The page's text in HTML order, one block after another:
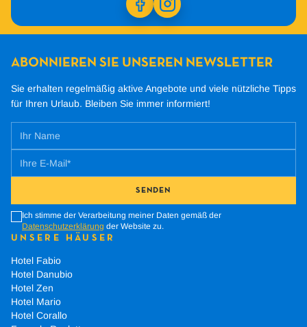
ABONNIEREN SIE UNSEREN NEWSLETTER
Sie erhalten regelmäßig aktive Angebote und viele nützliche Tipps
für Ihren Urlaub. Bleiben Sie immer informiert!
SENDEN
Ich stimme der Verarbeitung meiner Daten gemäß der
Datenschutzerklärung der Website zu.
UNSERE HÄUSER
Hotel Fabio
Hotel Danubio
Hotel Zen
Hotel Mario
Hotel Corallo